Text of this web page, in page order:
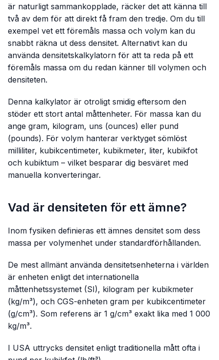
är naturligt sammankopplade, räcker det att känna till
två av dem för att direkt få fram den tredje. Om du till
exempel vet ett föremåls massa och volym kan du
snabbt räkna ut dess densitet. Alternativt kan du
använda densitetskalkylatorn för att ta reda på ett
föremåls massa om du redan känner till volymen och
densiteten.
Denna kalkylator är otroligt smidig eftersom den
stöder ett stort antal måttenheter. För massa kan du
ange gram, kilogram, uns (ounces) eller pund
(pounds). För volym hanterar verktyget sömlöst
milliliter, kubikcentimeter, kubikmeter, liter, kubikfot
och kubiktum – vilket besparar dig besväret med
manuella konverteringar.
Vad är densiteten för ett ämne?
Inom fysiken definieras ett ämnes densitet som dess
massa per volymenhet under standardförhållanden.
De mest allmänt använda densitetsenheterna i världen
är enheten enligt det internationella
måttenhetssystemet (SI), kilogram per kubikmeter
(kg/m³), och CGS-enheten gram per kubikcentimeter
(g/cm³). Som referens är 1 g/cm³ exakt lika med 1 000
kg/m³.
I USA uttrycks densitet enligt traditionella mått ofta i